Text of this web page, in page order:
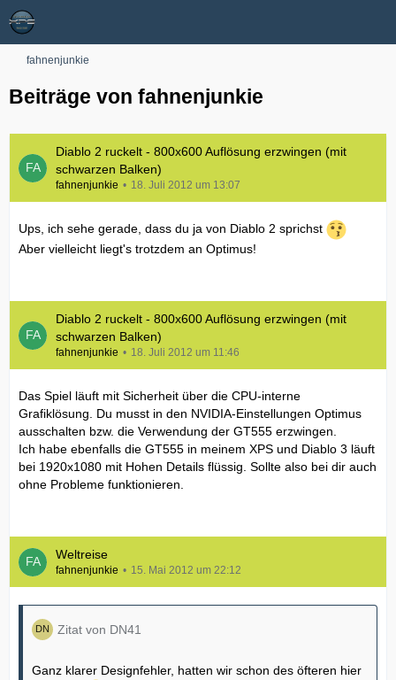
fahnenjunkie
Beiträge von fahnenjunkie
Diablo 2 ruckelt - 800x600 Auflösung erzwingen (mit
schwarzen Balken)
fahnenjunkie 18. Juli 2012 um 13:07
Ups, ich sehe gerade, dass du ja von Diablo 2 sprichst
Aber vielleicht liegt's trotzdem an Optimus!
Diablo 2 ruckelt - 800x600 Auflösung erzwingen (mit
schwarzen Balken)
fahnenjunkie 18. Juli 2012 um 11:46
Das Spiel läuft mit Sicherheit über die CPU-interne
Grafiklösung. Du musst in den NVIDIA-Einstellungen Optimus
ausschalten bzw. die Verwendung der GT555 erzwingen.
Ich habe ebenfalls die GT555 in meinem XPS und Diablo 3 läuft
bei 1920x1080 mit Hohen Details flüssig. Sollte also bei dir auch
ohne Probleme funktionieren.
Weltreise
fahnenjunkie 15. Mai 2012 um 22:12
Zitat von DN41
Ganz klarer Designfehler, hatten wir schon des öfteren hier